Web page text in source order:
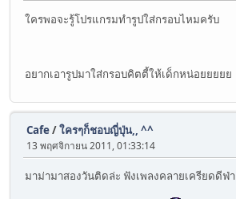
ใครพอจะรู้โปรแกรมทำรูปใส่กรอบไหมครับ
อยากเอารูปมาใส่กรอบคิตตี้ให้เด็กหน่อยยยยย
Cafe/ใครๆก็ชอบญี่ปุ่น,, ^^
13 พฤศจิกายน 2011, 01:33:14
มาม่ามาสองวันติดล่ะ ฟังเพลงคลายเครียดดีฟ่า